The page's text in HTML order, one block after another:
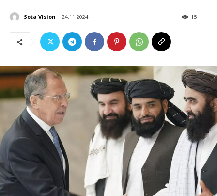
Sota Vision 24.11.2024 15